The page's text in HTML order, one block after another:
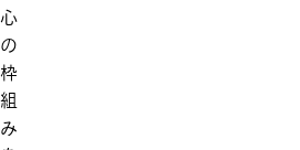
心
の
枠
組
み